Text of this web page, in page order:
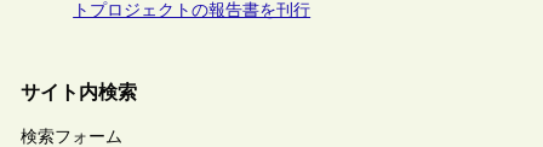
トプロジェクトの報告書を刊行
サイト内検索
検索フォーム